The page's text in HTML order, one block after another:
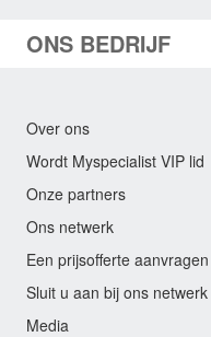
ONS BEDRIJF
Over ons
Wordt Myspecialist VIP lid
Onze partners
Ons netwerk
Een prijsofferte aanvragen
Sluit u aan bij ons netwerk
Media